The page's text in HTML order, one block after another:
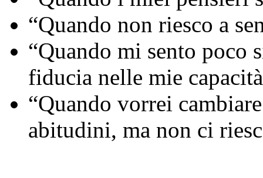
“Quando non riesco a
“Quando mi sento poco
fiducia nelle mie
“Quando vorrei
abitudini, ma non ci